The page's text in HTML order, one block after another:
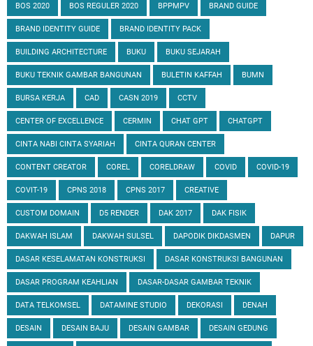
BOS 2020 BOS REGULER 2020 BPPMPV BRAND GUIDE
BRAND IDENTITY GUIDE BRAND IDENTITY PACK
BUILDING ARCHITECTURE BUKU BUKU SEJARAH
BUKU TEKNIK GAMBAR BANGUNAN BULETIN KAFFAH BUMN
BURSA KERJA CAD CASN 2019 CCTV
CENTER OF EXCELLENCE CERMIN CHAT GPT CHATGPT
CINTA NABI CINTA SYARIAH CINTA QURAN CENTER
CONTENT CREATOR COREL CORELDRAW COVID COVID-19
COVIT-19 CPNS 2018 CPNS 2017 CREATIVE
CUSTOM DOMAIN D5 RENDER DAK 2017 DAK FISIK
DAKWAH ISLAM DAKWAH SULSEL DAPODIK DIKDASMEN DAPUR
DASAR KESELAMATAN KONSTRUKSI DASAR KONSTRUKSI BANGUNAN
DASAR PROGRAM KEAHLIAN DASAR-DASAR GAMBAR TEKNIK
DATA TELKOMSEL DATAMINE STUDIO DEKORASI DENAH
DESAIN DESAIN BAJU DESAIN GAMBAR DESAIN GEDUNG